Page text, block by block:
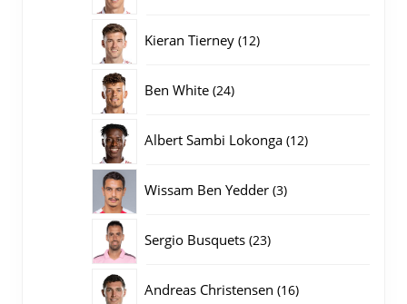
Kieran Tierney 1212
Ben White 2424
Albert Sambi Lokonga 1212
Wissam Ben Yedder 33
Sergio Busquets 2323
Andreas Christensen 1616